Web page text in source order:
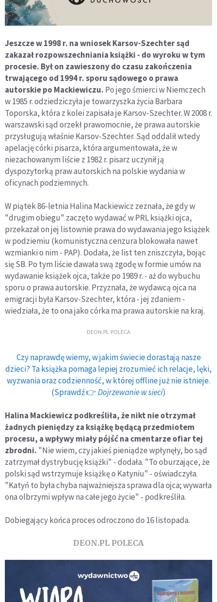
Jeszcze w 1998 r. na wniosek Karsov-Szechter sąd
zakazał rozpowszechniania książki - do wyroku w tym
procesie. Był on zawieszony do czasu zakończenia
trwającego od 1994 r. sporu sądowego o prawa
autorskie po Mackiewiczu. Po jego śmierci w Niemczech
w 1985 r. odziedziczyła je towarzyszka życia Barbara
Toporska, która z kolei zapisała je Karsov-Szechter. W 2008 r.
warszawski sąd orzekł prawomocnie, że prawa autorskie
przysługują właśnie Karsov-Szechter. Sąd oddalił wtedy
apelację córki pisarza, która argumentowała, że w
niezachowanym liście z 1982 r. pisarz uczynił ją
dyspozytorką praw autorskich na polskie wydania w
oficynach podziemnych.
W piątek 86-letnia Halina Mackiewicz zeznała, że gdy w
"drugim obiegu" zaczęto wydawać w PRL książki ojca,
przekazał on jej listownie prawa do wydawania jego książek
w podziemiu (komunistyczna cenzura blokowała nawet
wzmianki o nim - PAP). Dodała, że list ten zniszczyła, bojąc
się SB. Po tym liście dawała swą zgodę w formie umów na
wydawanie książek ojca, także po 1989 r. - aż do wybuchu
sporu o prawa autorskie. Przyznała, że wydawcą ojca na
emigracji była Karsov-Szechter, która - jej zdaniem -
wiedziała, że to ona jako córka ma prawa autorskie na kraj.
DEON.PL POLECA
Czy naprawdę wiemy, w jakim świecie dorastają nasze
dzieci? Ta książka pomaga lepiej zrozumieć ich relacje, lęki,
wyzwania oraz codzienność, w której offline już nie istnieje.
(Sprawdź 👉Dojrzewanie w sieci)
Halina Mackiewicz podkreśliła, że nikt nie otrzymał
żadnych pieniędzy za książkę będącą przedmiotem
procesu, a wpływy miały pójść na cmentarze ofiar tej
zbrodni. "Nie wiem, czy jakieś pieniądze wpłynęły, bo sąd
zatrzymał dystrybucję książki" - dodała. "To oburzające, że
polski sąd wstrzymuje książkę o Katyniu" - oświadczyła.
"Katyń to była chyba najważniejsza sprawa dla ojca; wywarła
ona olbrzymi wpływ na całe jego życie" - podkreśliła.
Dobiegający końca proces odroczono do 16 listopada.
DEON.PL POLECA